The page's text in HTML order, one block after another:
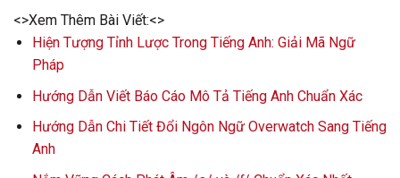
<>Xem Thêm Bài Viết:<>
Hiện Tượng Tỉnh Lược Trong Tiếng Anh: Giải Mã Ngữ
Pháp
Hướng Dẫn Viết Báo Cáo Mô Tả Tiếng Anh Chuẩn Xác
Hướng Dẫn Chi Tiết Đổi Ngôn Ngữ Overwatch Sang Tiếng
Anh